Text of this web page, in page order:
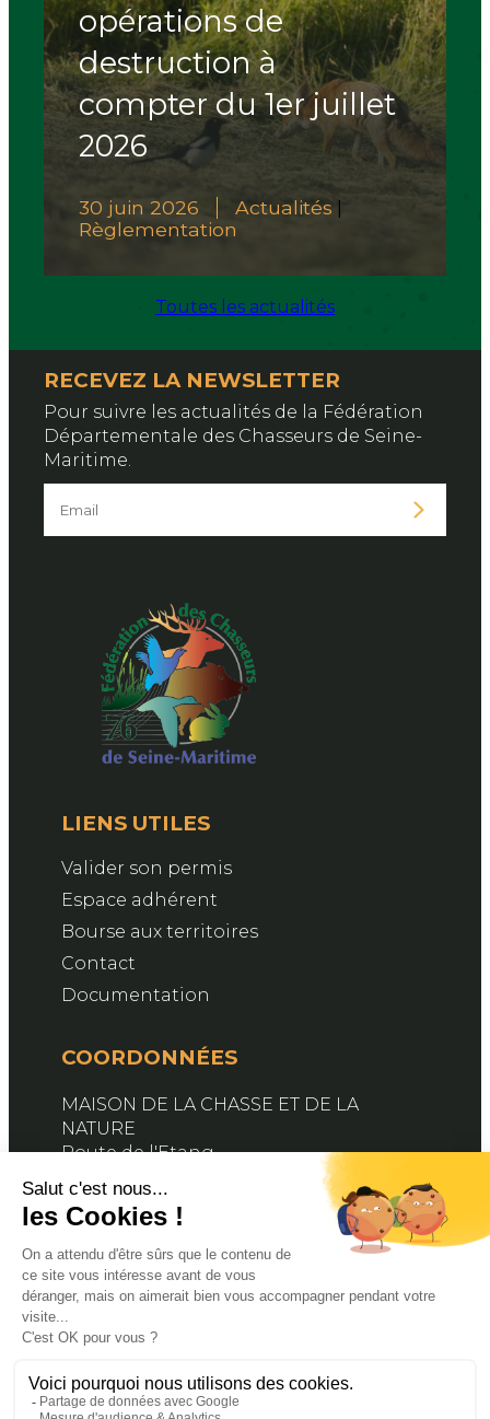
opérations de
destruction à
compter du 1er juillet
2026
30 juin 2026 Actualités
Règlementation
Toutes les actualités
RECEVEZ LA NEWSLETTER
Pour suivre les actualités de la Fédération
Départementale des Chasseurs de Seine-
Maritime.
LIENS UTILES
Valider son permis
Espace adhérent
Bourse aux territoires
Contact
Documentation
COORDONNÉES
MAISON DE LA CHASSE ET DE LA
NATURE
Route de l'Etang
Contactez-nous
SUIVEZ-NOUS
Facebook
X YouTube
© 2024 FDC76. PROPULSÉ PAR MAGINA. TOUS